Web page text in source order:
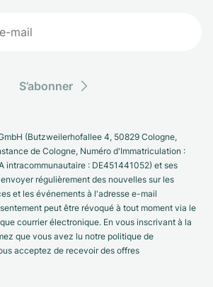
S’abonner
(Butzweilerhofallee 4, 50829 Cologne,
de Cologne, Numéro d'Immatriculation :
intracommunautaire : DE451441052) et ses
régulièrement des nouvelles sur les
et les événements à l'adresse e-mail
peut être révoqué à tout moment via le
courrier électronique. En vous inscrivant à la
que vous avez lu notre politique de
acceptez de recevoir des offres